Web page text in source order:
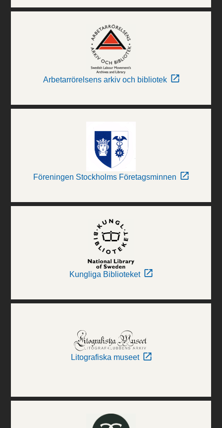
Arbetarrörelsens arkiv och bibliotek
Föreningen Stockholms Företagsminnen
Kungliga Biblioteket
Litografiska museet